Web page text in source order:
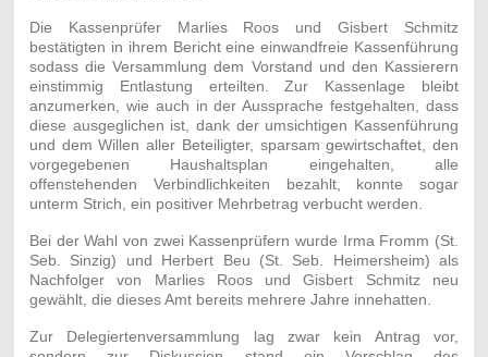
Die Kassenprüfer Marlies Roos und Gisbert Schmitz
bestätigten in ihrem Bericht eine einwandfreie Kassenführung
sodass die Versammlung dem Vorstand und den Kassierern
einstimmig Entlastung erteilten. Zur Kassenlage bleibt
anzumerken, wie auch in der Aussprache festgehalten, dass
diese ausgeglichen ist, dank der umsichtigen Kassenführung
und dem Willen aller Beteiligter, sparsam gewirtschaftet, den
vorgegebenen Haushaltsplan eingehalten, alle
offenstehenden Verbindlichkeiten bezahlt, konnte sogar
unterm Strich, ein positiver Mehrbetrag verbucht werden.
Bei der Wahl von zwei Kassenprüfern wurde Irma Fromm (St.
Seb. Sinzig) und Herbert Beu (St. Seb. Heimersheim) als
Nachfolger von Marlies Roos und Gisbert Schmitz neu
gewählt, die dieses Amt bereits mehrere Jahre innehatten.
Zur Delegiertenversammlung lag zwar kein Antrag vor,